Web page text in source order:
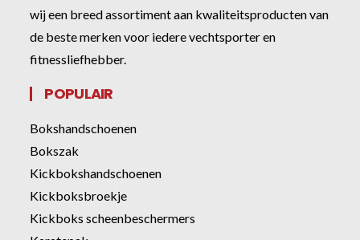
wij een breed assortiment aan kwaliteitsproducten van
de beste merken voor iedere vechtsporter en
fitnessliefhebber.
POPULAIR
Bokshandschoenen
Bokszak
Kickbokshandschoenen
Kickboksbroekje
Kickboks scheenbeschermers